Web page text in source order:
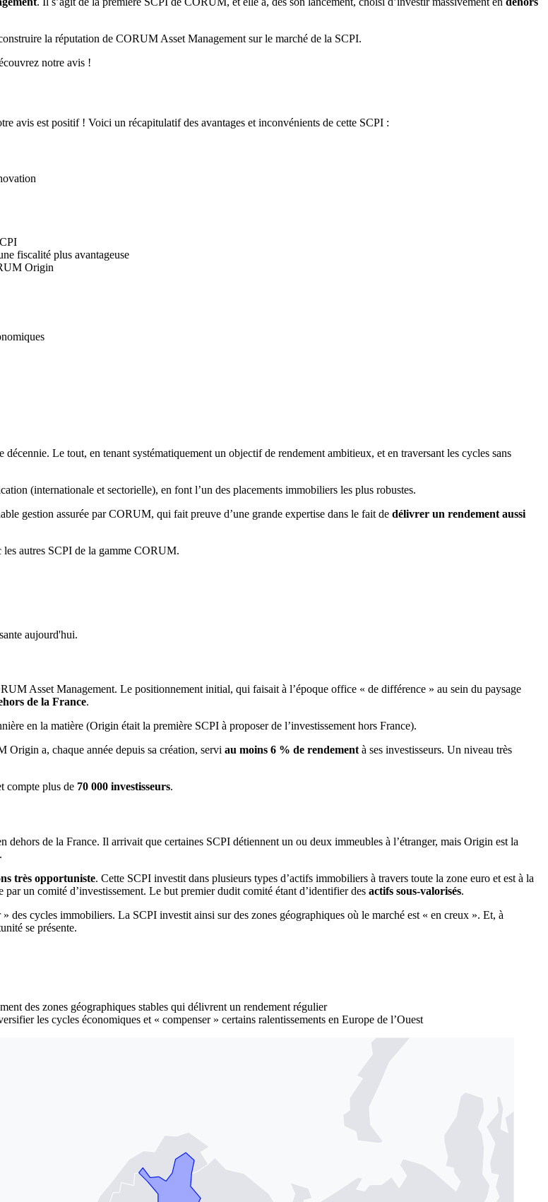
la réputation de CORUM Asset Management sur le marché de la SCPI.
notre avis !
avis est positif ! Voici un récapitulatif des avantages et inconvénients de cette SCPI :
fiscalité plus avantageuse
Origin
décennie. Le tout, en tenant systématiquement un objectif de rendement ambitieux, et en traversant les cycles sans
(internationale et sectorielle), en font l’un des placements immobiliers les plus robustes.
gestion assurée par CORUM, qui fait preuve d’une grande expertise dans le fait de délivrer un rendement aussi
les autres SCPI de la gamme CORUM.
aujourd'hui.
Asset Management. Le positionnement initial, qui faisait à l’époque office « de différence » au sein du paysage
de la France.
en la matière (Origin était la première SCPI à proposer de l’investissement hors France).
Origin a, chaque année depuis sa création, servi au moins 6 % de rendement à ses investisseurs. Un niveau très
compte plus de 70 000 investisseurs.
de la France. Il arrivait que certaines SCPI détiennent un ou deux immeubles à l’étranger, mais Origin est la
très opportuniste. Cette SCPI investit dans plusieurs types d’actifs immobiliers à travers toute la zone euro et est à la
un comité d’investissement. Le but premier dudit comité étant d’identifier des actifs sous-valorisés.
cycles immobiliers. La SCPI investit ainsi sur des zones géographiques où le marché est « en creux ». Et, à
se présente.
des zones géographiques stables qui délivrent un rendement régulier
les cycles économiques et « compenser » certains ralentissements en Europe de l’Ouest